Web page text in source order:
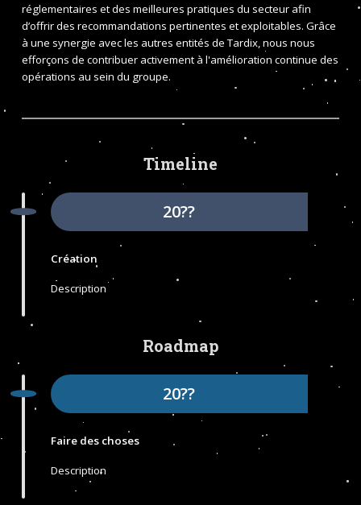
réglementaires et des meilleures pratiques du secteur afin
d’offrir des recommandations pertinentes et exploitables. Grâce
à une synergie avec les autres entités de Tardix, nous nous
efforçons de contribuer activement à l'amélioration continue des
opérations au sein du groupe.
Timeline
20??
Création
Description
Roadmap
20??
Faire des choses
Description